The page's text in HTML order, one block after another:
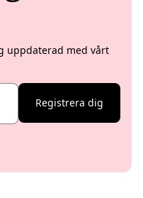
uppdaterad med vårt
Registrera dig